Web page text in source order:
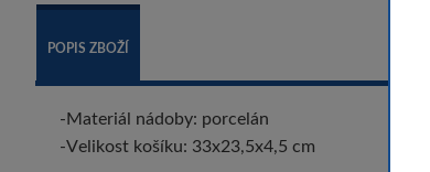
POPIS ZBOŽÍ
-Materiál nádoby: porcelán
-Velikost košíku: 33x23,5x4,5 cm